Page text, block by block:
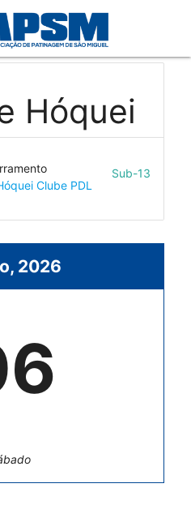
Hóquei
Sub-13
Clube PDL
2026